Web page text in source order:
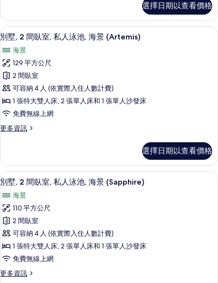
泳
池,
海
景
(Aphrodite)
的
所
有
相
片
2
間
臥
室,
私
人
泳
池,
海
景
(Aphrodite)
的
情
選擇日期以查看價格
顯
示
別
墅,
2
間
臥
室,
私
泳
池,
海
景
(Artemis)
的
所
有
相
片
別墅, 2 間臥室, 私人泳池, 海景
10
別墅, 2 間臥室, 私人泳池, 海景 (Artemis)
海景
129 平方公尺
2 間臥室
可容納 4 人 (依實際入住人數計費)
1 張特大雙人床, 2 張單人床和 1 張單人沙發床
免費無線上網
更多資訊
更
2
間
臥
室,
私
人
泳
池,
海
景
(Artemis)
的
情
選擇日期以查看價格
顯
示
別
墅,
2
間
臥
室,
私
別墅, 2 間臥室, 私人泳池, 海景
50
別墅, 2 間臥室, 私人泳池, 海景 (Sapphire)
海景
110 平方公尺
2 間臥室
可容納 4 人 (依實際入住人數計費)
1 張特大雙人床, 2 張單人床和 1 張單人沙發床
免費無線上網
更多資訊
更